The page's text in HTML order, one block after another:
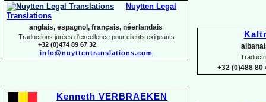
+32 (0)488 80
Nuytten Legal
Translations
anglais, espagnol, français, néerlandais
Traductions jurées d'excellence pour clients exigeants
+32 (0)474 89 67 32
info@nuyttentranslations.com
Kenneth VERBRAEKEN